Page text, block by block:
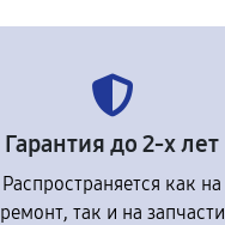
Гарантия до 2-х лет
Распространяется как на
ремонт, так и на запчасти